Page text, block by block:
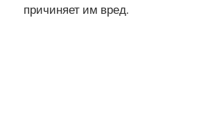
причиняет им вред.